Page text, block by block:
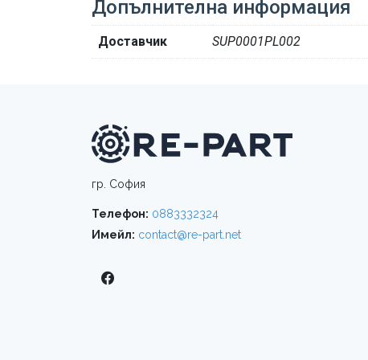
Допълнителна информация
Доставчик SUP0001PL002
гр. София
Телефон: 0883332324
Имейл: contact@re-part.net